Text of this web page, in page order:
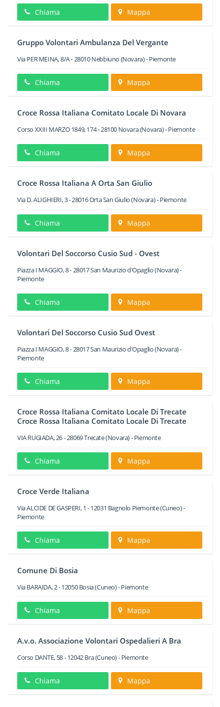
Chiama Mappa
Gruppo Volontari Ambulanza Del Vergante
Via PER MEINA, 8/A-28010Nebbiuno (Novara) -Piemonte
Chiama Mappa
Croce Rossa Italiana Comitato Locale Di Novara
Corso XXIII MARZO 1849, 174-28100 Novara(Novara) -Piemonte
Chiama Mappa
Croce Rossa Italiana A Orta San Giulio
Via D. ALIGHIERI, 3-28016Orta San Giulio(Novara) -Piemonte
Chiama Mappa
Volontari Del Soccorso Cusio Sud - Ovest
Piazza I MAGGIO, 8-28017San Maurizio d'Opaglio(Novara) -
Piemonte
Chiama Mappa
Volontari Del Soccorso Cusio Sud Ovest
Piazza I MAGGIO, 8-28017San Maurizio d'Opaglio(Novara) -
Piemonte
Chiama Mappa
Croce Rossa Italiana Comitato Locale Di Trecate
Croce Rossa Italiana Comitato Locale Di Trecate
VIA RUGIADA, 26-28069Trecate(Novara) -Piemonte
Chiama Mappa
Croce Verde Italiana
Via ALCIDE DE GASPERI, 1 -12031 Bagnolo Piemonte(Cuneo) -
Piemonte
Chiama Mappa
Comune Di Bosia
Via BARAIDA, 2-12050 Bosia(Cuneo) -Piemonte
Chiama Mappa
A.v.o. Associazione Volontari Ospedalieri A Bra
Corso DANTE, 58-12042Bra(Cuneo) -Piemonte
Chiama Mappa